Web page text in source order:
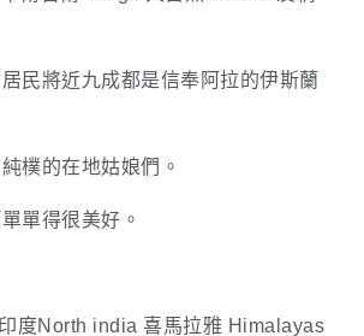
民將近九成都是信奉阿拉的伊斯蘭
樸的在地姑娘們。
單得很美好。